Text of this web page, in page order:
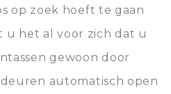
op zoek hoeft te gaan
u het al voor zich dat u
gewoon door
automatisch open